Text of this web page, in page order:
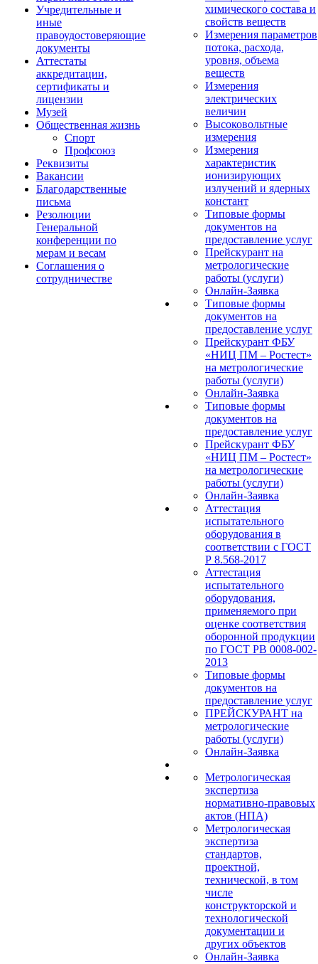
Учредительные и
иные
правоудостоверяющие
документы
Аттестаты
аккредитации,
сертификаты и
лицензии
Музей
Общественная жизнь
Спорт
Профсоюз
Реквизиты
Вакансии
Благодарственные
письма
Резолюции
Генеральной
конференции по
мерам и весам
Соглашения о
сотрудничестве
химического состава и
свойств веществ
Измерения параметров
потока, расхода,
уровня, объема
веществ
Измерения
электрических
величин
Высоковольтные
измерения
Измерения
характеристик
ионизирующих
излучений и ядерных
констант
Типовые формы
документов на
предоставление услуг
Прейскурант на
метрологические
работы (услуги)
Онлайн-Заявка
Типовые формы
документов на
предоставление услуг
Прейскурант ФБУ
«НИЦ ПМ – Ростест»
на метрологические
работы (услуги)
Онлайн-Заявка
Типовые формы
документов на
предоставление услуг
Прейскурант ФБУ
«НИЦ ПМ – Ростест»
на метрологические
работы (услуги)
Онлайн-Заявка
Аттестация
испытательного
оборудования в
соответствии с ГОСТ
Р 8.568-2017
Аттестация
испытательного
оборудования,
применяемого при
оценке соответствия
оборонной продукции
по ГОСТ РВ 0008-002-
2013
Типовые формы
документов на
предоставление услуг
ПРЕЙСКУРАНТ на
метрологические
работы (услуги)
Онлайн-Заявка
Метрологическая
экспертиза
нормативно-правовых
актов (НПА)
Метрологическая
экспертиза
стандартов,
проектной,
технической, в том
числе
конструкторской и
технологической
документации и
других объектов
Онлайн-Заявка